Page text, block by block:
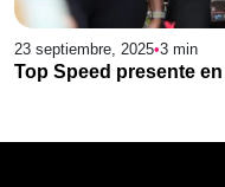
23 septiembre, 2025•3 min
Top Speed presente